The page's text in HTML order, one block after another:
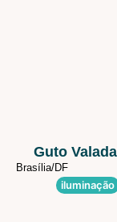
Guto
Brasília/DF
iluminação